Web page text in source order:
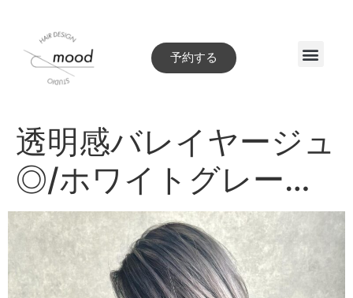
予約する
透明感バレイヤージュ
◎/ホワイトグレー…